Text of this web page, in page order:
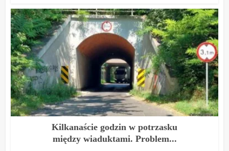
Kilkanaście godzin w potrzasku
między wiaduktami. Problem...